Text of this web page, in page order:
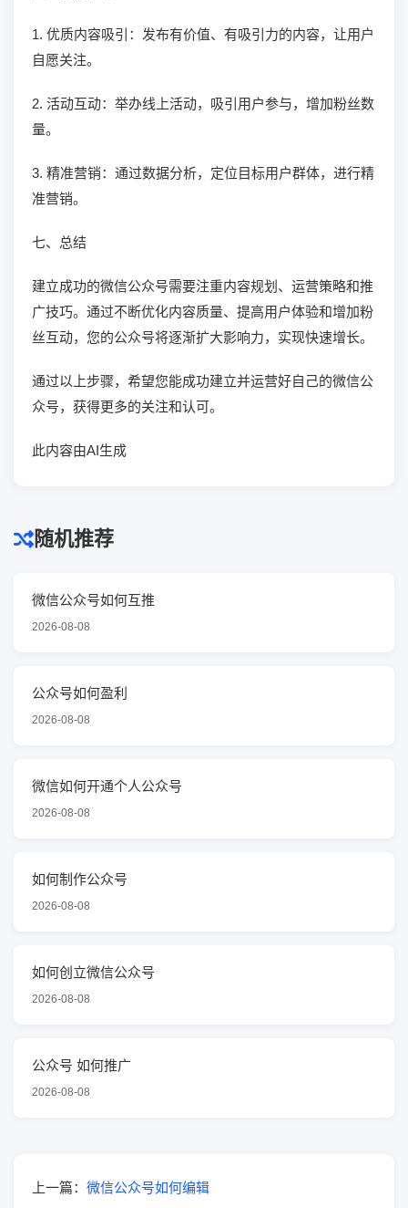
1. 优质内容吸引：发布有价值、有吸引力的内容，让用户
自愿关注。
2. 活动互动：举办线上活动，吸引用户参与，增加粉丝数
量。
3. 精准营销：通过数据分析，定位目标用户群体，进行精
准营销。
七、总结
建立成功的微信公众号需要注重内容规划、运营策略和推
广技巧。通过不断优化内容质量、提高用户体验和增加粉
丝互动，您的公众号将逐渐扩大影响力，实现快速增长。
通过以上步骤，希望您能成功建立并运营好自己的微信公
众号，获得更多的关注和认可。
此内容由AI生成
随机推荐
微信公众号如何互推
2026-08-08
公众号如何盈利
2026-08-08
微信如何开通个人公众号
2026-08-08
如何制作公众号
2026-08-08
如何创立微信公众号
2026-08-08
公众号 如何推广
2026-08-08
上一篇： 微信公众号如何编辑